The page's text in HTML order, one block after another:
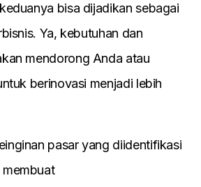
bisa dijadikan sebagai
Ya, kebutuhan dan
mendorong Anda atau
berinovasi menjadi lebih
pasar yang diidentifikasi